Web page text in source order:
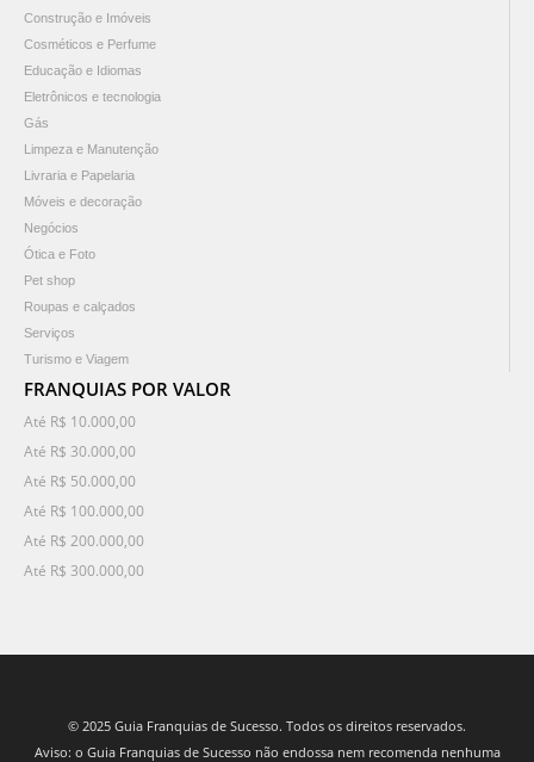
Construção e Imóveis
Cosméticos e Perfume
Educação e Idiomas
Eletrônicos e tecnologia
Gás
Limpeza e Manutenção
Livraria e Papelaria
Móveis e decoração
Negócios
Ótica e Foto
Pet shop
Roupas e calçados
Serviços
Turismo e Viagem
FRANQUIAS POR VALOR
Até R$ 10.000,00
Até R$ 30.000,00
Até R$ 50.000,00
Até R$ 100.000,00
Até R$ 200.000,00
Até R$ 300.000,00
© 2025 Guia Franquias de Sucesso. Todos os direitos reservados.
Aviso: o Guia Franquias de Sucesso não endossa nem recomenda nenhuma